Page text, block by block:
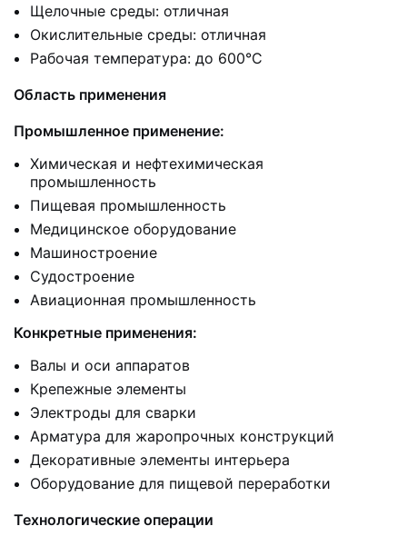
Щелочные среды: отличная
Окислительные среды: отличная
Рабочая температура: до 600°C
Область применения
Промышленное применение:
Химическая и нефтехимическая
промышленность
Пищевая промышленность
Медицинское оборудование
Машиностроение
Судостроение
Авиационная промышленность
Конкретные применения:
Валы и оси аппаратов
Крепежные элементы
Электроды для сварки
Арматура для жаропрочных конструкций
Декоративные элементы интерьера
Оборудование для пищевой переработки
Технологические операции